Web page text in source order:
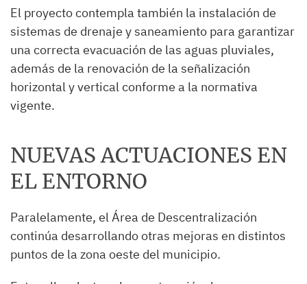
El proyecto contempla también la instalación de
sistemas de drenaje y saneamiento para garantizar
una correcta evacuación de las aguas pluviales,
además de la renovación de la señalización
horizontal y vertical conforme a la normativa
vigente.
NUEVAS ACTUACIONES EN
EL ENTORNO
Paralelamente, el Área de Descentralización
continúa desarrollando otras mejoras en distintos
puntos de la zona oeste del municipio.